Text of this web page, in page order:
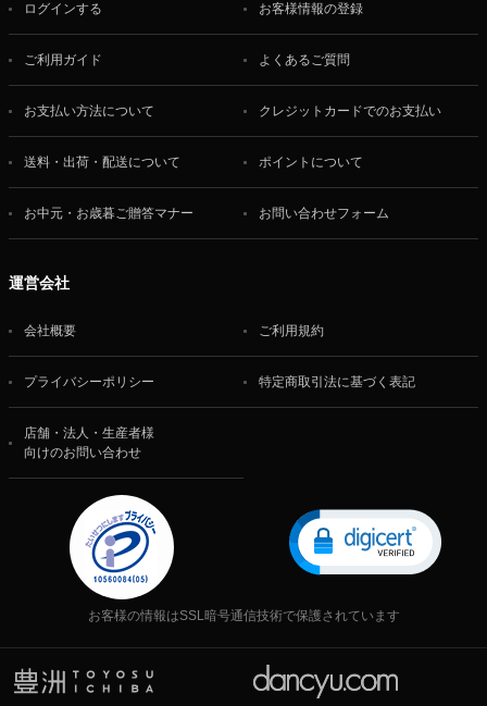
ログインする お客様情報の登録
ご利用ガイド よくあるご質問
お支払い方法について クレジットカードでのお支払い
送料・出荷・配送について ポイントについて
お中元・お歳暮ご贈答マナー お問い合わせフォーム
運営会社
会社概要 ご利用規約
プライバシーポリシー 特定商取引法に基づく表記
店舗・法人・生産者様
向けのお問い合わせ
お客様の情報はSSL暗号通信技術で保護されています